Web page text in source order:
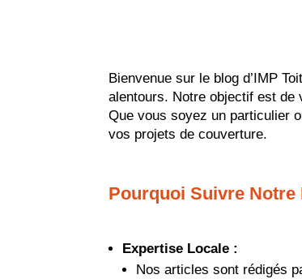
Bienvenue sur le blog d’IMP
alentours. Notre objectif est de
Que vous soyez un particulier
vos projets de couverture.
Pourquoi Suivre Notre
Expertise Locale :
Nos articles sont rédigés